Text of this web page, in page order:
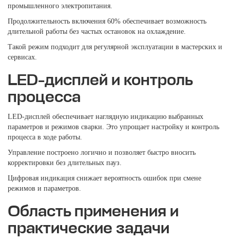
промышленного электропитания.
Продолжительность включения 60% обеспечивает возможность
длительной работы без частых остановок на охлаждение.
Такой режим подходит для регулярной эксплуатации в мастерских и
сервисах.
LED-дисплей и контроль
процесса
LED-дисплей обеспечивает наглядную индикацию выбранных
параметров и режимов сварки. Это упрощает настройку и контроль
процесса в ходе работы.
Управление построено логично и позволяет быстро вносить
корректировки без длительных пауз.
Цифровая индикация снижает вероятность ошибок при смене
режимов и параметров.
Область применения и
практические задачи